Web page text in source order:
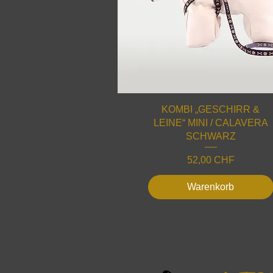
KOMBI „GESCHIRR &
LEINE“ MINI / CALAVERA
SCHWARZ
Preis
52,00 CHF
Warenkorb